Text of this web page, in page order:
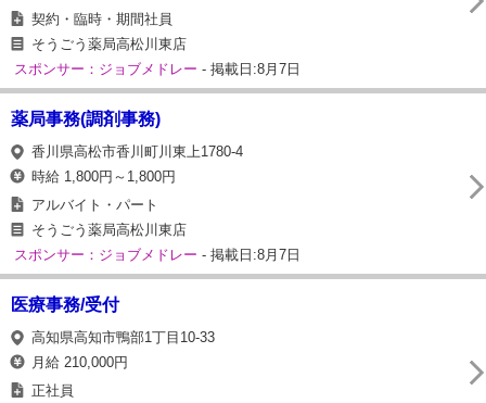
契約・臨時・期間社員
そうごう薬局高松川東店
スポンサー：ジョブメドレー - 掲載日:8月7日
薬局事務(調剤事務)
香川県高松市香川町川東上1780-4
時給 1,800円～1,800円
アルバイト・パート
そうごう薬局高松川東店
スポンサー：ジョブメドレー - 掲載日:8月7日
医療事務/受付
高知県高知市鴨部1丁目10-33
月給 210,000円
正社員